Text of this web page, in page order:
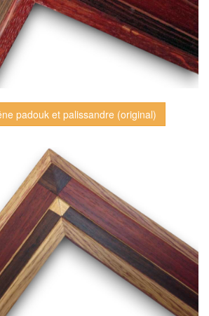
padouk et palissandre (original)